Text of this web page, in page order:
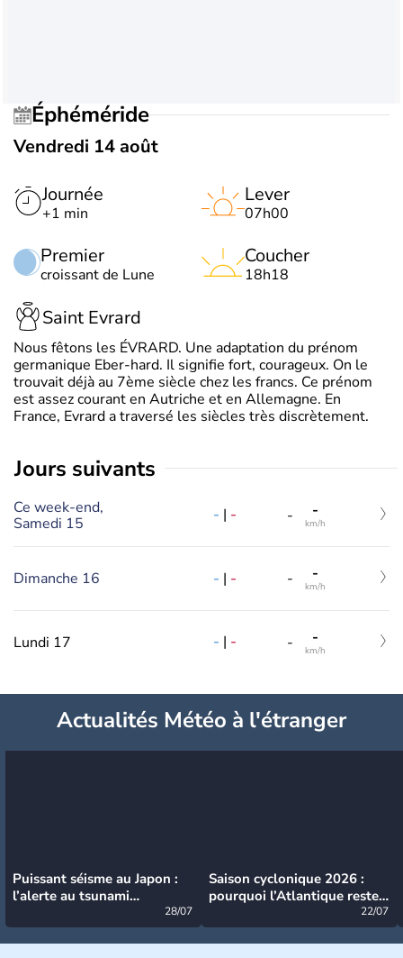
Éphéméride
Vendredi 14 août
Journée
+1 min
Premier
croissant de Lune
Lever
07h00
Coucher
18h18
Saint Evrard
Nous fêtons les ÉVRARD. Une adaptation du prénom
germanique Eber-hard. Il signifie fort, courageux. On le
trouvait déjà au 7ème siècle chez les francs. Ce prénom
est assez courant en Autriche et en Allemagne. En
France, Evrard a traversé les siècles très discrètement.
jours suivants
Ce week-end,
Samedi 15
- | - - -
km/h
Dimanche 16 - | - - -
km/h
Lundi 17 - | - - -
km/h
Actualités Météo à l'étranger
Puissant séisme au Japon :
l’alerte au tsunami
28/07
Saison cyclonique 2026 :
pourquoi l’Atlantique reste
22/07